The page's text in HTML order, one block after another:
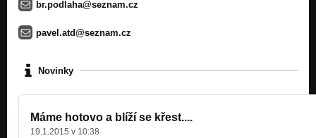
Vykročil do rána (2002)
Nezařazeno
Carnival of Vanity (2001)
Nezařazeno
Nezařazeno
br.podlaha@seznam.cz
pavel.atd@seznam.cz
Novinky
Máme hotovo a blíží se křest....
19.1.2015 v 10:38